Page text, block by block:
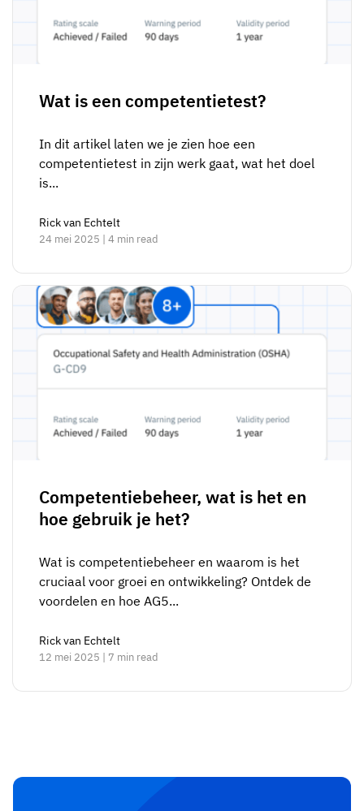
Wat is een competentietest?
In dit artikel laten we je zien hoe een
competentietest in zijn werk gaat, wat het doel
is...
Rick van Echtelt
24 mei 2025 | 4 min read
Competentiebeheer, wat is het en
hoe gebruik je het?
Wat is competentiebeheer en waarom is het
cruciaal voor groei en ontwikkeling? Ontdek de
voordelen en hoe AG5...
Rick van Echtelt
12 mei 2025 | 7 min read